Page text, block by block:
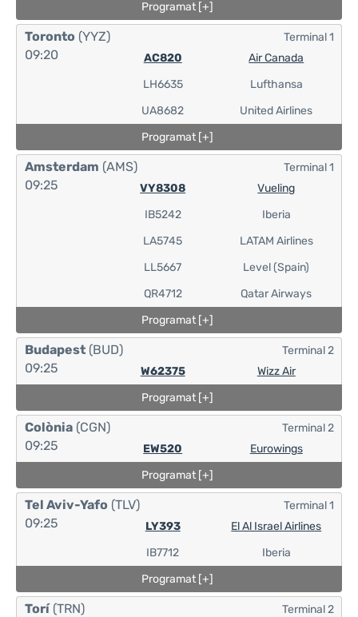
Programat [+]
Toronto (YYZ)
09:20
AC820
LH6635
UA8682
Air Canada
Lufthansa
United Airlines
Terminal 1
Programat [+]
Amsterdam (AMS)
09:25
VY8308
IB5242
LA5745
LL5667
QR4712
Vueling
Iberia
LATAM Airlines
Level (Spain)
Qatar Airways
Terminal 1
Programat [+]
Budapest (BUD)
09:25
W62375 Wizz Air
Terminal 2
Programat [+]
Colònia (CGN)
09:25
EW520 Eurowings
Terminal 2
Programat [+]
Tel Aviv-Yafo (TLV)
09:25
LY393
IB7712
El Al Israel Airlines
Iberia
Terminal 1
Programat [+]
Torí (TRN)
Terminal 2